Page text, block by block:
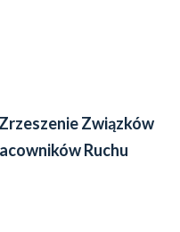
Związków
Ruchu